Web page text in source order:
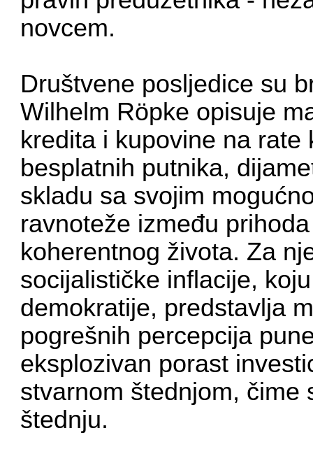
novcem.
Društvene posljedice su
Wilhelm Röpke opisuje
kredita i kupovine na
besplatnih putnika,
skladu sa svojim
ravnoteže između
koherentnog života. Za
socijalističke inflacije,
demokratije, predstavlja
pogrešnih percepcija
eksplozivan porast
stvarnom štednjom, čime
štednju.